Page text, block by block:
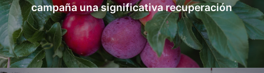
campaña una significativa recuperación